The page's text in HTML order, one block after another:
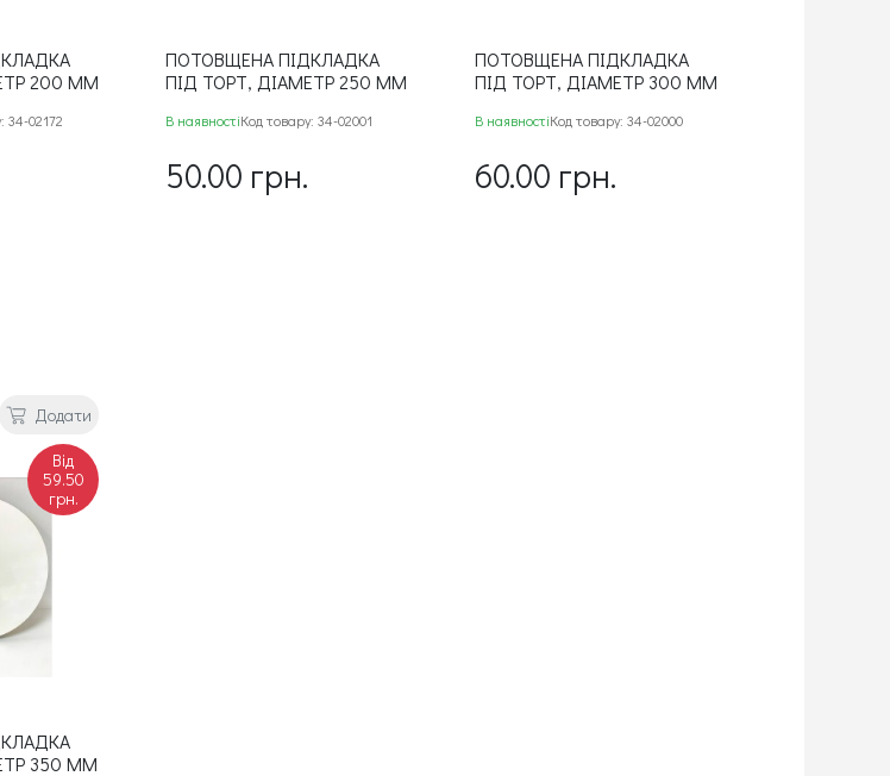
200 ММ
34-02172
ПОТОВЩЕНА ПІДКЛАДКА
ПІД ТОРТ, ДІАМЕТР 250 ММ
В наявностіКод товару: 34-02001
50.00 грн.
ПОТОВЩЕНА ПІДКЛАДКА
ПІД ТОРТ, ДІАМЕТР 300 ММ
В наявностіКод товару: 34-02000
60.00 грн.
Додати
Від
59.50
грн.
350 ММ